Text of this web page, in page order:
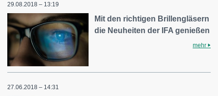
29.08.2018 – 13:19
Mit den richtigen Brillengläsern
die Neuheiten der IFA genießen
mehr
27.06.2018 – 14:31